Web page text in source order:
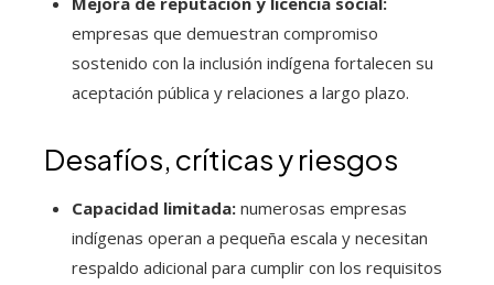
empresas que demuestran compromiso
sostenido con la inclusión indígena fortalecen su
aceptación pública y relaciones a largo plazo.
Desafíos, críticas y riesgos
Capacidad limitada: numerosas empresas
indígenas operan a pequeña escala y necesitan
respaldo adicional para cumplir con los requisitos